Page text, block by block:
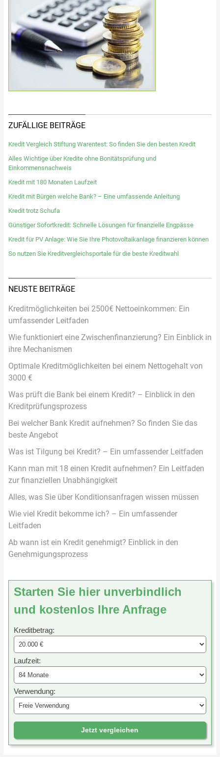
ZUFÄLLIGE BEITRÄGE
Kredit Vergleich Stiftung Warentest: So finden Sie den besten Kredit
Alles Wichtige über Kredite ohne Bonitätsprüfung und
Einkommensnachweis
Kredit mit 180 Monaten Laufzeit
Kredit mit Bürgen welche Bank? – Eine umfassende Anleitung
Kredit trotz Schufa
Günstiger Sofortkredit: Schnelle Lösungen für finanzielle Engpässe
Kredit für PV Anlage: Wie Sie Ihre Photovoltaikanlage finanzieren können
So nutzen Sie Kreditvergleichsportale für die beste Kreditwahl
NEUSTE BEITRÄGE
Kreditmöglichkeiten bei 2500€ Nettoeinkommen: Ein
umfassender Leitfaden
Wie funktioniert eine Zwischenfinanzierung? Ein Einblick in
ihre Mechanismen
Optimale Kreditmöglichkeiten bei einem Nettogehalt von
3000 €
Was prüft die Bank bei einem Kredit? – Einblick in den
Kreditprüfungsprozess
Bei welcher Bank Kredit aufnehmen? So finden Sie das
beste Angebot
Was ist Tilgung bei Kredit? – Ein umfassender Leitfaden
Kann man mit 18 einen Kredit aufnehmen? Ein Leitfaden
zur finanziellen Unabhängigkeit
Alles, was Sie über Konditionsanfragen wissen müssen
Wie viel Kredit bekomme ich? – Ein umfassender
Leitfaden
Ab wann ist ein Kredit genehmigt? Einblick in den
Genehmigungsprozess
Starten Sie hier unverbindlich
und kostenlos Ihre Anfrage
Kreditbetrag:
Laufzeit:
Verwendung:
Jetzt vergleichen